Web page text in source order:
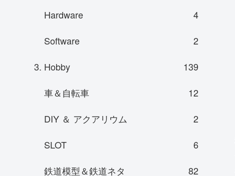
Hardware
4
Software
2
3. Hobby
139
車＆自転車
12
DIY ＆ アクアリウム
2
SLOT
6
鉄道模型＆鉄道ネタ
82